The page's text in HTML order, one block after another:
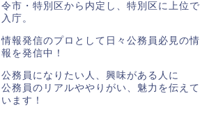
令市・特別区から内定し、特別区に上位で
入庁。
情報発信のプロとして日々公務員必見の情
報を発信中！
公務員になりたい人、興味がある人に
公務員のリアルややりがい、魅力を伝えて
います！